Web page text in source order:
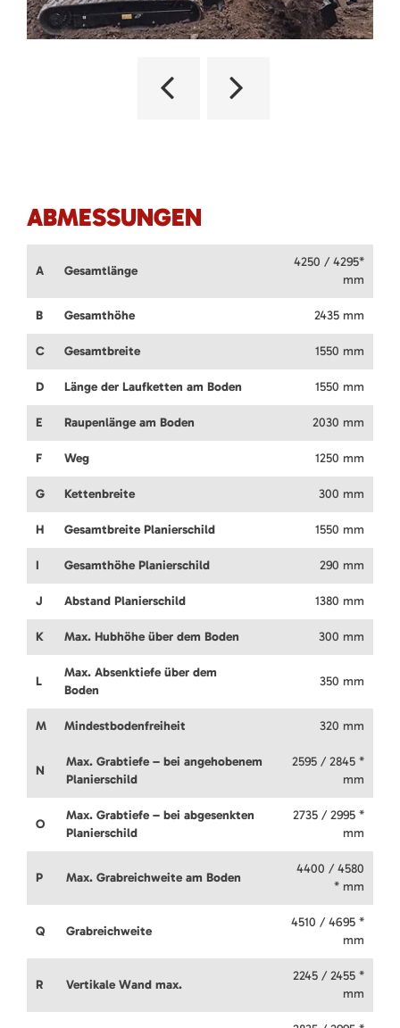
ABMESSUNGEN
A Gesamtlänge
4250 / 4295*
mm
B Gesamthöhe 2435 mm
C Gesamtbreite 1550 mm
D Länge der Laufketten am Boden 1550 mm
E Raupenlänge am Boden 2030 mm
F Weg 1250 mm
G Kettenbreite 300 mm
H Gesamtbreite Planierschild 1550 mm
I Gesamthöhe Planierschild 290 mm
J Abstand Planierschild 1380 mm
K Max. Hubhöhe über dem Boden 300 mm
L
Max. Absenktiefe über dem
Boden
350 mm
M Mindestbodenfreiheit 320 mm
N
Max. Grabtiefe – bei angehobenem
Planierschild
2595 / 2845 *
mm
O
Max. Grabtiefe – bei abgesenkten
Planierschild
2735 / 2995 *
mm
P Max. Grabreichweite am Boden
4400 / 4580
* mm
Q Grabreichweite
4510 / 4695 *
mm
R Vertikale Wand max.
2245 / 2455 *
mm